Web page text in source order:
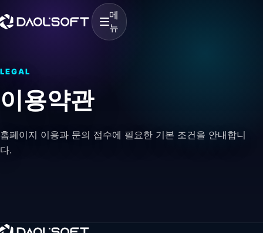
메
뉴
LEGAL
이용약관
홈페이지 이용과 문의 접수에 필요한 기본 조건을 안내합니
다.